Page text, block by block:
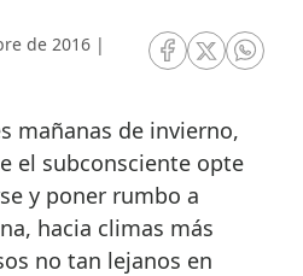
de 2016 |
RRSS Facebook
RRSSRRSS
el subconsciente opte
y poner rumbo a
hacia climas más
no tan lejanos en